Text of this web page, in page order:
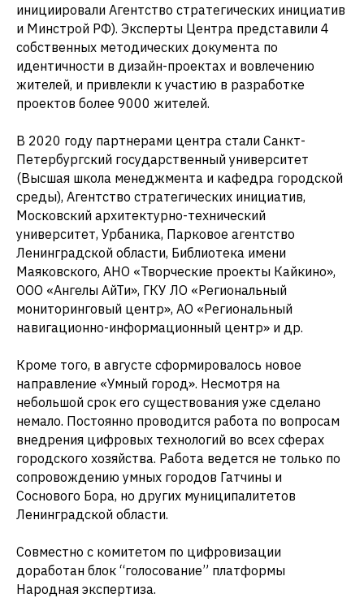
инициировали Агентство стратегических инициатив
и Минстрой РФ). Эксперты Центра представили 4
собственных методических документа по
идентичности в дизайн-проектах и вовлечению
жителей, и привлекли к участию в разработке
проектов более 9000 жителей.
В 2020 году партнерами центра стали Санкт-
Петербургский государственный университет
(Высшая школа менеджмента и кафедра городской
среды), Агентство стратегических инициатив,
Московский архитектурно-технический
университет, Урбаника, Парковое агентство
Ленинградской области, Библиотека имени
Маяковского, АНО «Творческие проекты Кайкино»,
ООО «Ангелы АйТи», ГКУ ЛО «Региональный
мониторинговый центр», АО «Региональный
навигационно-информационный центр» и др.
Кроме того, в августе сформировалось новое
направление «Умный город». Несмотря на
небольшой срок его существования уже сделано
немало. Постоянно проводится работа по вопросам
внедрения цифровых технологий во всех сферах
городского хозяйства. Работа ведется не только по
сопровождению умных городов Гатчины и
Соснового Бора, но других муниципалитетов
Ленинградской области.
Совместно с комитетом по цифровизации
доработан блок “голосование” платформы
Народная экспертиза.